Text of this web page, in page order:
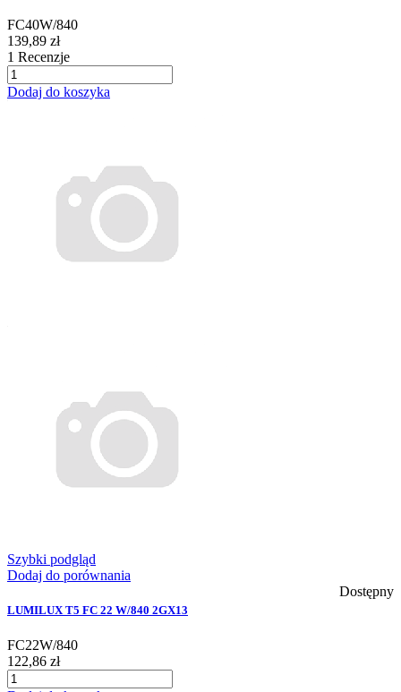
FC40W/840
139,89 zł
1 Recenzje
Dodaj do koszyka
Szybki podgląd
Dodaj do porównania
Dostępny
LUMILUX T5 FC 22 W/840 2GX13
FC22W/840
122,86 zł